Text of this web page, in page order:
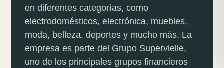
en diferentes categorías, como
electrodomésticos, electrónica, muebles,
moda, belleza, deportes y mucho más. La
empresa es parte del Grupo Supervielle,
uno de los principales grupos financieros